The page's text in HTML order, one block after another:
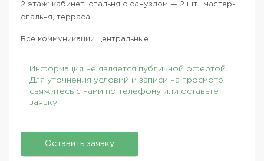
2 этаж: кабинет, спальня с санузлом — 2 шт., мастер-
спальня, терраса.
Все коммуникации центральные.
Информация не является публичной офертой.
Для уточнения условий и записи на просмотр
свяжитесь с нами по телефону или оставьте
заявку.
Оставить заявку